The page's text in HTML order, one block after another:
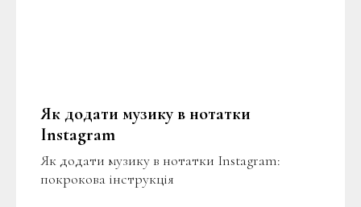
Як додати музику в нотатки
Instagram
Як додати музику в нотатки Instagram:
покрокова інструкція